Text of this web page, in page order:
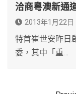
洽商粵澳新通
2013年1月22日
特首崔世安昨日
委，其中「重…